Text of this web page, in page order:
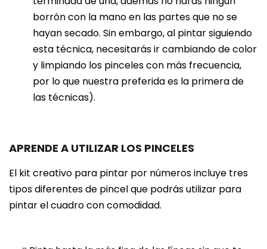
borrón con la mano en las partes que no se
hayan secado. Sin embargo, al pintar siguiendo
esta técnica, necesitarás ir cambiando de color
y limpiando los pinceles con más frecuencia,
por lo que nuestra preferida es la primera de
las técnicas).
APRENDE A UTILIZAR LOS PINCELES
El kit creativo para pintar por números incluye tres
tipos diferentes de pincel que podrás utilizar para
pintar el cuadro con comodidad.